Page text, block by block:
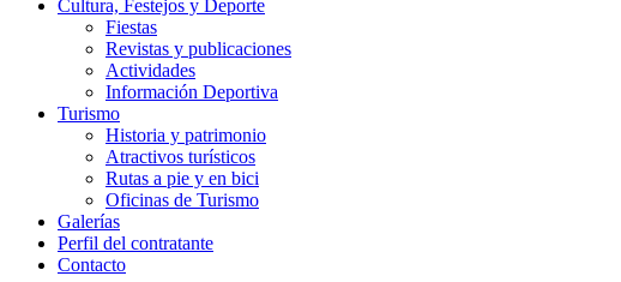
Cultura, Festejos y Deporte
Fiestas
Revistas y publicaciones
Actividades
Información Deportiva
Turismo
Historia y patrimonio
Atractivos turísticos
Rutas a pie y en bici
Oficinas de Turismo
Galerías
Perfil del contratante
Contacto